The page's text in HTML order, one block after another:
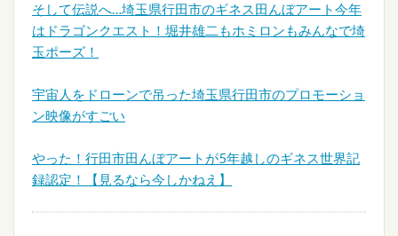
そして伝説へ…埼玉県行田市のギネス田んぼアート今年
はドラゴンクエスト！堀井雄二もホミロンもみんなで埼
玉ポーズ！
宇宙人をドローンで吊った埼玉県行田市のプロモーショ
ン映像がすごい
やった！行田市田んぼアートが5年越しのギネス世界記
録認定！【見るなら今しかねえ】